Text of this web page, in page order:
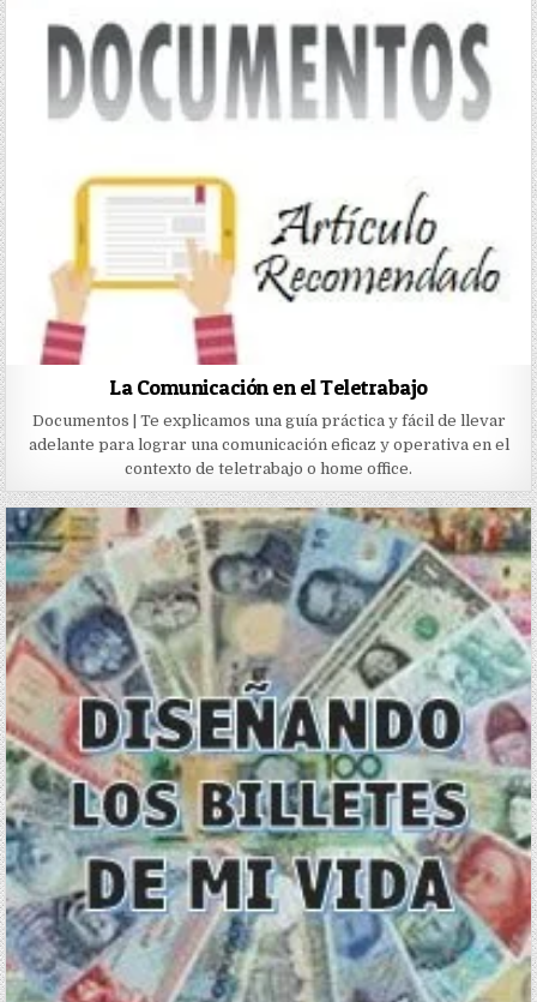
La Comunicación en el Teletrabajo
Documentos | Te explicamos una guía práctica y fácil de llevar
adelante para lograr una comunicación eficaz y operativa en el
contexto de teletrabajo o home office.